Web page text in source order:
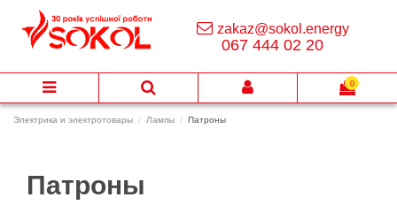
Электрика и электротовары Лампы Патроны
Патроны
zakaz@sokol.energy
067 444 02 20
0